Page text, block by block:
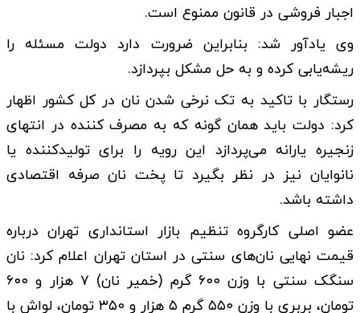
اجبار فروشی در قانون ممنوع است.
وی یادآور شد: بنابراین ضرورت دارد دولت مسئله را
ریشه‌یابی کرده و به حل مشکل بپردازد.
رستگار با تاکید به تک نرخی شدن نان در کل کشور اظهار
کرد: دولت باید همان گونه که به مصرف کننده در انتهای
زنجیره یارانه می‌پردازد این رویه را برای تولیدکننده یا
نانوایان نیز در نظر بگیرد تا پخت نان صرفه اقتصادی
داشته باشد.
عضو اصلی کارگروه تنظیم بازار استانداری تهران درباره
قیمت نهایی نان‌های سنتی در استان تهران اعلام کرد: نان
سنگک سنتی با وزن ۶۰۰ گرم (خمیر نان) ۷ هزار و ۶۰۰
تومان، بربری با وزن ۵۵۰ گرم ۵ هزار و ۳۵۰ تومان، لواش با